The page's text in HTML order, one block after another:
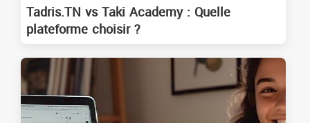
Tadris.TN vs Taki Academy : Quelle
plateforme choisir ?